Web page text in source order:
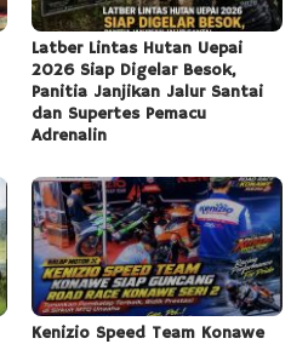
Latber Lintas Hutan Uepai
2026 Siap Digelar Besok,
Panitia Janjikan Jalur Santai
dan Supertes Pemacu
Adrenalin
Kenizio Speed Team Konawe